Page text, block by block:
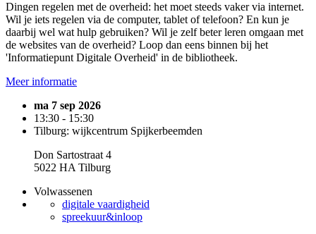
Dingen regelen met de overheid: het moet steeds vaker via internet.
Wil je iets regelen via de computer, tablet of telefoon? En kun je
daarbij wel wat hulp gebruiken? Wil je zelf beter leren omgaan met
de websites van de overheid? Loop dan eens binnen bij het
'Informatiepunt Digitale Overheid' in de bibliotheek.
Meer informatie
ma 7 sep 2026
13:30 - 15:30
Tilburg: wijkcentrum Spijkerbeemden
Don Sartostraat 4
5022 HA Tilburg
Volwassenen
digitale vaardigheid
spreekuur&inloop